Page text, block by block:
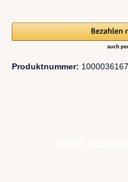
Produktnummer: 1000036167